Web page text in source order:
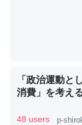
コオロギのカ
─ニュース :: 【
「政治運動と
消費」を考え
48 users p-